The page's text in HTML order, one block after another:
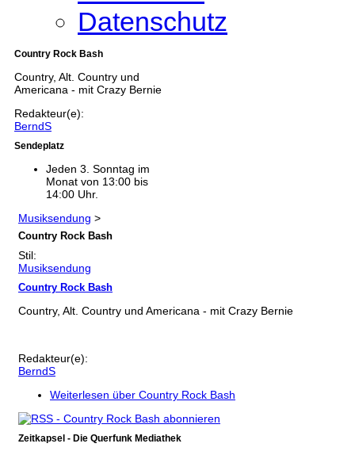
Datenschutz
Country Rock Bash
Country, Alt. Country und
Americana - mit Crazy Bernie
Redakteur(e):
BerndS
Sendeplatz
Jeden 3. Sonntag im
Monat von 13:00 bis
14:00 Uhr.
Musiksendung >
Country Rock Bash
Stil:
Musiksendung
Country Rock Bash
Country, Alt. Country und Americana - mit Crazy Bernie
Redakteur(e):
BerndS
Weiterlesen über Country Rock Bash
Zeitkapsel - Die Querfunk Mediathek